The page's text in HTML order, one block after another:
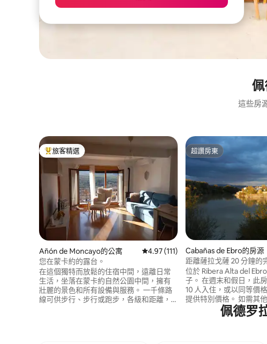
這些房
旅客精選榜首
旅客精選
Añón de Moncayo的公寓 從 111 則評價中獲得 4.97 的平均評分
4.97 (111)
您在蒙卡約的露台。
在這個獨特而放鬆的住宿中間，遠離日常
生活，坐落在蒙卡約自然公園中間，擁有
壯麗的景色和所有設備與服務。 一千條路
線可供步行、步行或跑步，各級和距離，
超讚房東
超讚房東
Cabañas de Ebro的房源
距離薩拉戈薩 20 分鐘的
位於 Ribera Alta del
子。 在週末和假日，此
10 人入住，或以同等價
提供特別價格。 如需其
們 適用的每人每晚價格
人） 整棟房屋出租。 此
佩德罗